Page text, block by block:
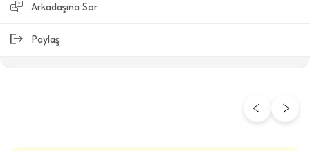
Arkadaşına Sor
Paylaş